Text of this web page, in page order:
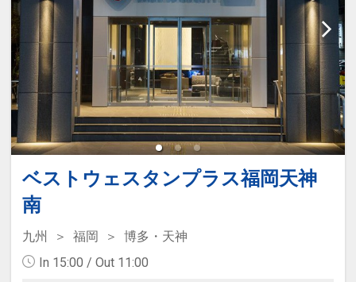
ベストウェスタンプラス福岡天神
南
九州 福岡
博多・天神
In 15:00 / Out 11:00